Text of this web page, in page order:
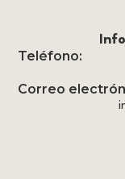
Teléfono:
Correo